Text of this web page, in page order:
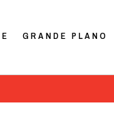
GRANDE PLANO